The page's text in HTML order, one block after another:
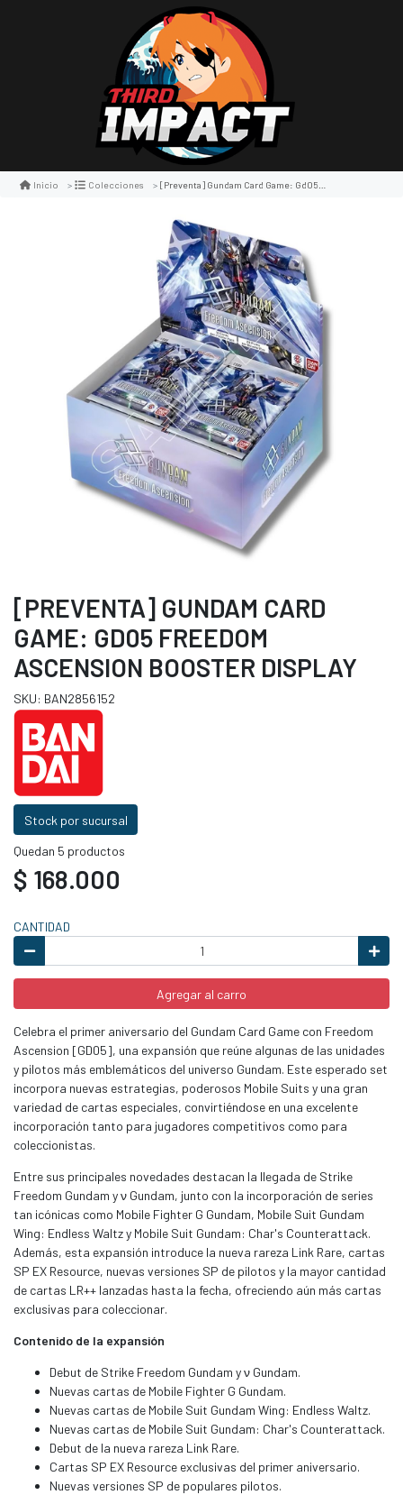
Inicio Colecciones [preventa] Gundam Card Game: Gd05 Freedom Ascension Booster Display
[PREVENTA] GUNDAM CARD
GAME: GD05 FREEDOM
ASCENSION BOOSTER DISPLAY
SKU: BAN2856152
Stock por sucursal
Quedan 5 productos
$ 168.000
CANTIDAD
Agregar al carro
Celebra el primer aniversario del Gundam Card Game con Freedom
Ascension [GD05], una expansión que reúne algunas de las unidades
y pilotos más emblemáticos del universo Gundam. Este esperado set
incorpora nuevas estrategias, poderosos Mobile Suits y una gran
variedad de cartas especiales, convirtiéndose en una excelente
incorporación tanto para jugadores competitivos como para
coleccionistas.
Entre sus principales novedades destacan la llegada de Strike
Freedom Gundam y ν Gundam, junto con la incorporación de series
tan icónicas como Mobile Fighter G Gundam, Mobile Suit Gundam
Wing: Endless Waltz y Mobile Suit Gundam: Char's Counterattack.
Además, esta expansión introduce la nueva rareza Link Rare, cartas
SP EX Resource, nuevas versiones SP de pilotos y la mayor cantidad
de cartas LR++ lanzadas hasta la fecha, ofreciendo aún más cartas
exclusivas para coleccionar.
Contenido de la expansión
Debut de Strike Freedom Gundam y ν Gundam.
Nuevas cartas de Mobile Fighter G Gundam.
Nuevas cartas de Mobile Suit Gundam Wing: Endless Waltz.
Nuevas cartas de Mobile Suit Gundam: Char's Counterattack.
Debut de la nueva rareza Link Rare.
Cartas SP EX Resource exclusivas del primer aniversario.
Nuevas versiones SP de populares pilotos.